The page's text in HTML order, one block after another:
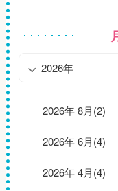
2026年
2026年 8月(2)
2026年 6月(4)
2026年 4月(4)